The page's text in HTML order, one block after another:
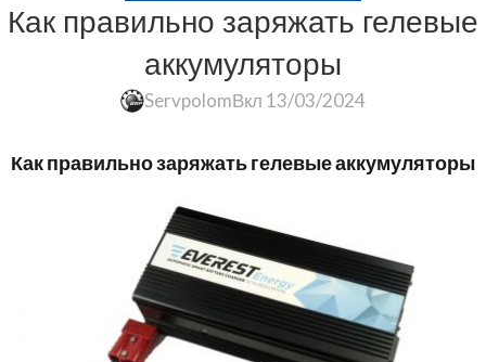
Как правильно заряжать гелевые
аккумуляторы
ServpolomВкл 13/03/2024
Как правильно заряжать гелевые аккумуляторы